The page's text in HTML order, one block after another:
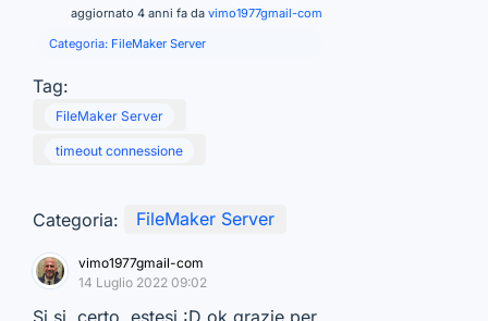
aggiornato 4 anni fa da vimo1977gmail-com
Categoria: FileMaker Server
Tag:
FileMaker Server
timeout connessione
Categoria: FileMaker Server
vimo1977gmail-com
14 Luglio 2022 09:02